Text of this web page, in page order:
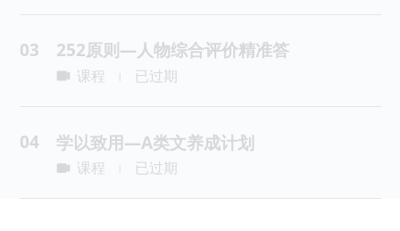
03 252原则—人物综合评价精准答
课程 已过期
04 学以致用—A类文养成计划
课程 已过期